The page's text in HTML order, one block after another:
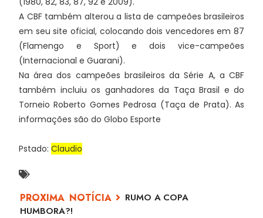
A CBF também alterou a lista de campeões brasileiros
em seu site oficial, colocando dois vencedores em 87
(Flamengo e Sport) e dois vice-campeões
(Internacional e Guarani).
Na área dos campeões brasileiros da Série A, a CBF
também incluiu os ganhadores da Taça Brasil e do
Torneio Roberto Gomes Pedrosa (Taça de Prata). As
informações são do Globo Esporte
Pstado: Claudio
RUMO A COPA
HUMBORA?!